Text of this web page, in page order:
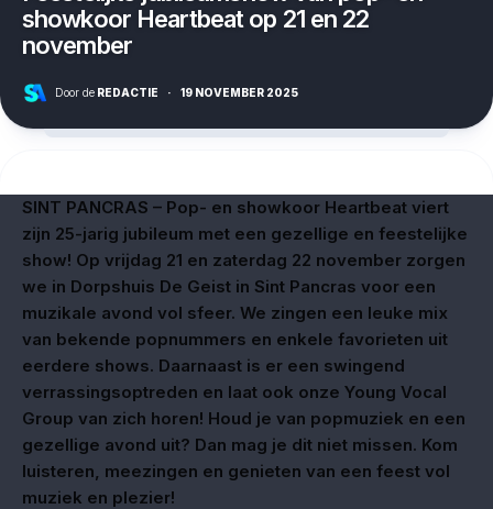
showkoor Heartbeat op 21 en 22
november
Door de REDACTIE · 19 NOVEMBER 2025
SINT PANCRAS – Pop- en showkoor Heartbeat viert
zijn 25-jarig jubileum met een gezellige en feestelijke
show! Op vrijdag 21 en zaterdag 22 november zorgen
we in Dorpshuis De Geist in Sint Pancras voor een
muzikale avond vol sfeer. We zingen een leuke mix
van bekende popnummers en enkele favorieten uit
eerdere shows. Daarnaast is er een swingend
verrassingsoptreden en laat ook onze Young Vocal
Group van zich horen! Houd je van popmuziek en een
gezellige avond uit? Dan mag je dit niet missen. Kom
luisteren, meezingen en genieten van een feest vol
muziek en plezier!